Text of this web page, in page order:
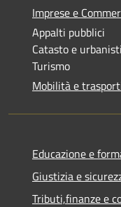
Imprese e
Appalti pubblici
Catasto e
Turismo
Mobilità e
Educazione e
Giustizia e
Tributi,finanze e